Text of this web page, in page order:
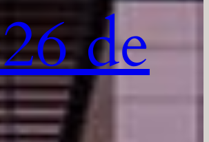
de